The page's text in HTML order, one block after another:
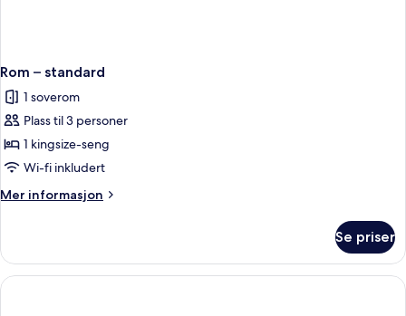
Rom – standard
1 soverom
Plass til 3 personer
1 kingsize-seng
Wi-fi inkludert
Mer informasjon
Mer
–
standard
Se priser